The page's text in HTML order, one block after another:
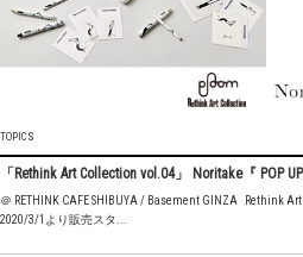
TOPICS
「Rethink Art Collection vol.04」 Noritake『 POP UP
＠ RETHINK CAFE SHIBUYA / Basement GINZA Rethink
2020/3/1より販売スタ...